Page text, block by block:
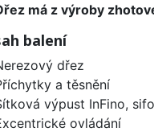
má z výroby
balení
dřez
a těsnění
výpust InFino,
ovládání